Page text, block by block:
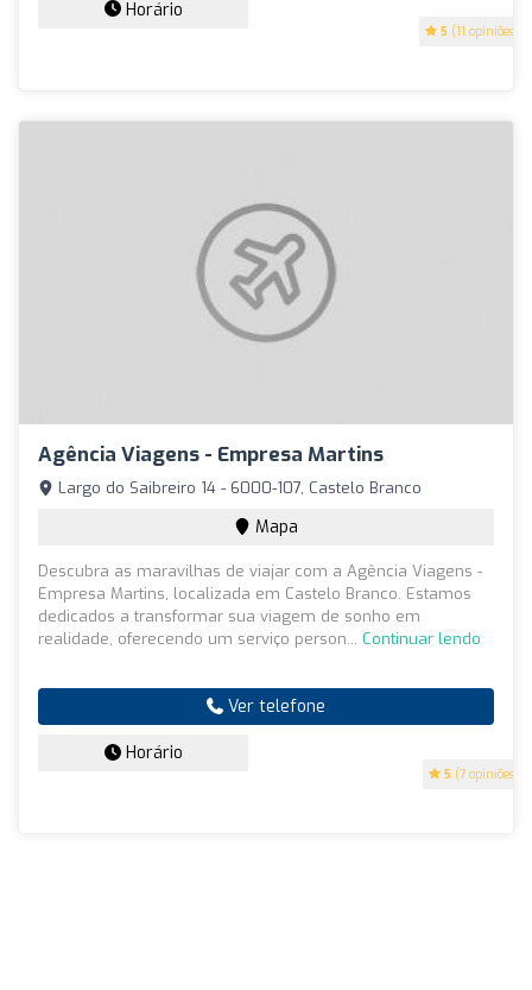
5 (11 opiniões)
Horário
Agência Viagens - Empresa Martins
5 (7 opiniões)
Largo do Saibreiro 14 - 6000-107, Castelo Branco
Mapa
Descubra as maravilhas de viajar com a Agência Viagens -
Empresa Martins, localizada em Castelo Branco. Estamos
dedicados a transformar sua viagem de sonho em
realidade, oferecendo um serviço person... Continuar lendo
Ver telefone
Horário